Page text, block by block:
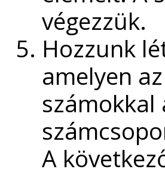
végezzük.
Hozzunk
amelyen
számokkal
A